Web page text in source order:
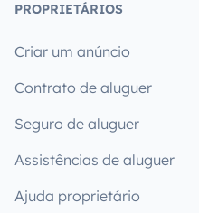
PROPRIETÁRIOS
Criar um anúncio
Contrato de aluguer
Seguro de aluguer
Assistências de aluguer
Ajuda proprietário